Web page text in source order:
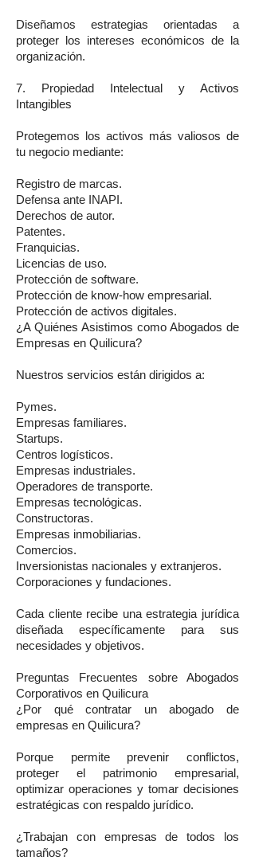
Diseñamos estrategias orientadas a
proteger los intereses económicos de la
organización.
7. Propiedad Intelectual y Activos
Intangibles
Protegemos los activos más valiosos de
tu negocio mediante:
Registro de marcas.
Defensa ante INAPI.
Derechos de autor.
Patentes.
Franquicias.
Licencias de uso.
Protección de software.
Protección de know-how empresarial.
Protección de activos digitales.
¿A Quiénes Asistimos como Abogados de
Empresas en Quilicura?
Nuestros servicios están dirigidos a:
Pymes.
Empresas familiares.
Startups.
Centros logísticos.
Empresas industriales.
Operadores de transporte.
Empresas tecnológicas.
Constructoras.
Empresas inmobiliarias.
Comercios.
Inversionistas nacionales y extranjeros.
Corporaciones y fundaciones.
Cada cliente recibe una estrategia jurídica
diseñada específicamente para sus
necesidades y objetivos.
Preguntas Frecuentes sobre Abogados
Corporativos en Quilicura
¿Por qué contratar un abogado de
empresas en Quilicura?
Porque permite prevenir conflictos,
proteger el patrimonio empresarial,
optimizar operaciones y tomar decisiones
estratégicas con respaldo jurídico.
¿Trabajan con empresas de todos los
tamaños?